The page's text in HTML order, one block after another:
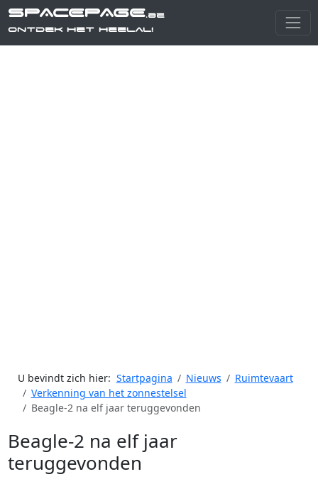
SPACEPAGE.be
Ontdek het heelal!
U bevindt zich hier: Startpagina Nieuws
Ruimtevaart
Verkenning van het zonnestelsel
Beagle-2 na elf jaar teruggevonden
Beagle-2 na elf jaar
teruggevonden